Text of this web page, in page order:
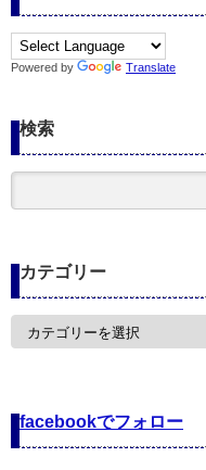
Powered by Translate
検索
カテゴリー
カ
facebookでフォロー